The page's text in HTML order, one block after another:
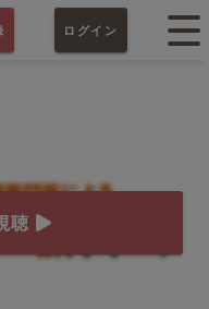
ログイン
聴